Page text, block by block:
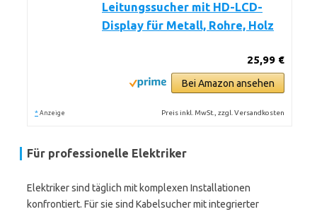
Leitungssucher mit HD-LCD-
Display für Metall, Rohre, Holz
25,99 €
Bei Amazon ansehen
* Anzeige Preis inkl. MwSt., zzgl. Versandkosten
Für professionelle Elektriker
Elektriker sind täglich mit komplexen Installationen
konfrontiert. Für sie sind Kabelsucher mit integrierter